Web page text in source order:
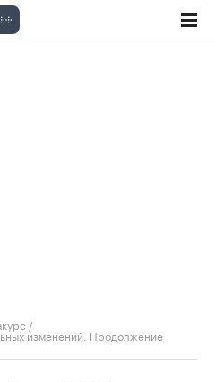
/
изменений. Продолжение